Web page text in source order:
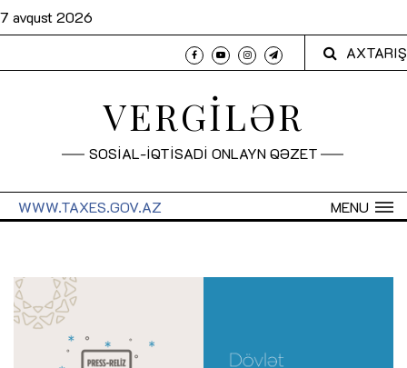
7 avqust 2026
AXTARIŞ
VERGİLƏR
SOSİAL-İQTİSADİ ONLAYN QƏZET
MENU
WWW.TAXES.GOV.AZ